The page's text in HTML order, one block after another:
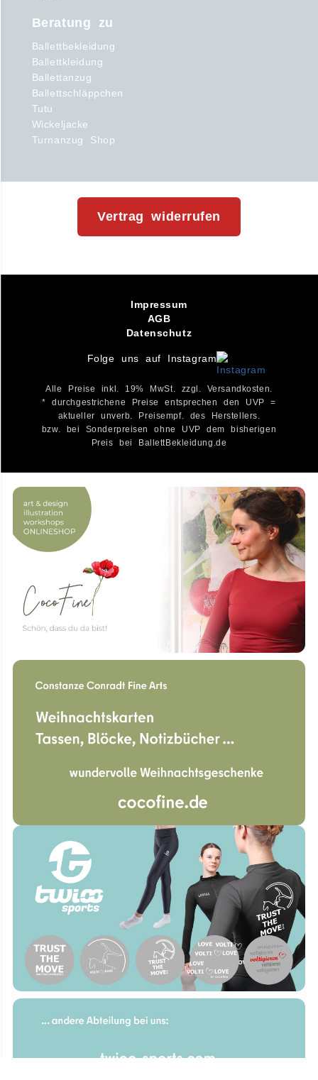
Beratung zu
Ballettbekleidung
Ballettkleidung
Ballettanzug
Ballettschläppchen
Tutu
Wickeljacke
Turnanzug Shop
Vertrag widerrufen
Impressum
AGB
Datenschutz
Folge uns auf Instagram
Alle Preise inkl. 19% MwSt. zzgl. Versandkosten.
* durchgestrichene Preise entsprechen den UVP =
aktueller unverb. Preisempf. des Herstellers.
bzw. bei Sonderpreisen ohne UVP dem bisherigen
Preis bei BallettBekleidung.de